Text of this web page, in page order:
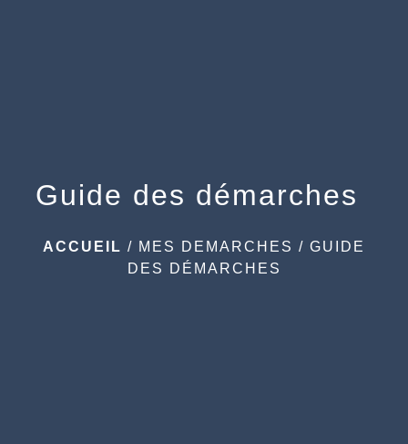
Guide des démarches
ACCUEIL / MES DEMARCHES / GUIDE
DES DÉMARCHES